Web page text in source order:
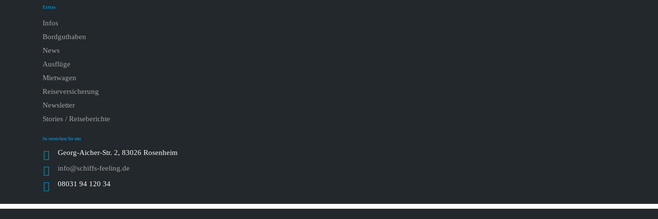
Extras
Infos
Bordguthaben
News
Ausflüge
Mietwagen
Reiseversicherung
Newsletter
Stories / Reiseberichte
So erreichen Sie uns
Georg-Aicher-Str. 2, 83026 Rosenheim
info@schiffs-feeling.de
08031 94 120 34